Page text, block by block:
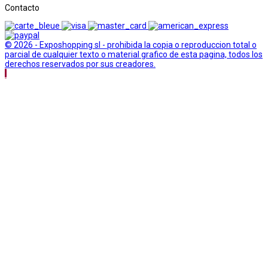
Contacto
© 2026 - Exposhopping sl - prohibida la copia o reproduccion total o
parcial de cualquier texto o material grafico de esta pagina, todos los
derechos reservados por sus creadores.